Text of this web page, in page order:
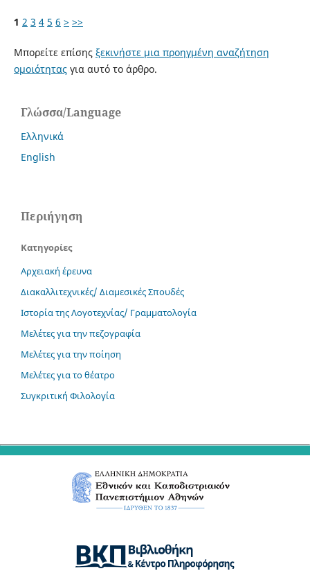
1 2 3 4 5 6 > >>
Μπορείτε επίσης ξεκινήστε μια προηγμένη αναζήτηση
ομοιότηταςγια αυτό το άρθρο.
Γλώσσα/Language
Ελληνικά
English
Περιήγηση
Κατηγορίες
Αρχειακή έρευνα
Διακαλλιτεχνικές/ Διαμεσικές Σπουδές
Ιστορία της Λογοτεχνίας/ Γραμματολογία
Μελέτες για την πεζογραφία
Μελέτες για την ποίηση
Μελέτες για το θέατρο
Συγκριτική Φιλολογία